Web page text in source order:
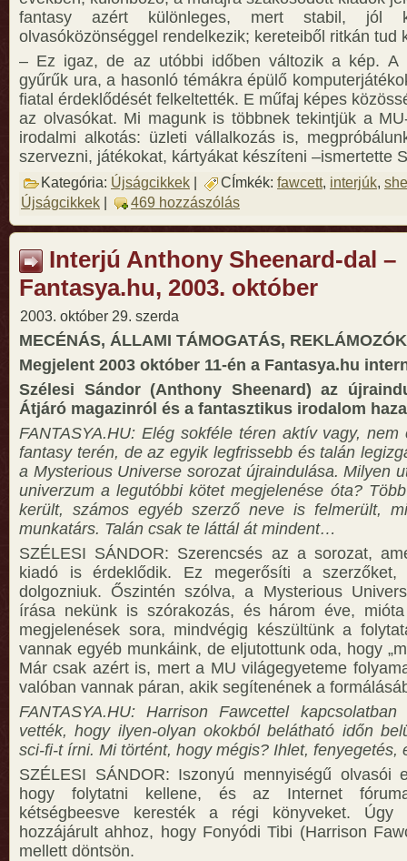
fantasy azért különleges, mert stabil, jól
olvasóközönséggel rendelkezik; kereteiből ritkán tud
– Ez igaz, de az utóbbi időben változik a kép. A
gyűrűk ura, a hasonló témákra épülő
fiatal érdeklődését felkeltették. E műfaj képes
az olvasókat. Mi magunk is többnek tekintjük a
irodalmi alkotás: üzleti vállalkozás is,
szervezni, játékokat, kártyákat készíteni –ismertette
Kategória: Újságcikkek | CÍmkék: fawcett, interjúk,
Újságcikkek | 469 hozzászólás
Interjú Anthony Sheenard-dal –
Fantasya.hu, 2003. október
2003. október 29. szerda
MECÉNÁS, ÁLLAMI TÁMOGATÁS,
Megjelent 2003 október 11-én a Fantasya.hu
Szélesi Sándor (Anthony Sheenard) az
Átjáró magazinról és a fantasztikus irodalom
FANTASYA.HU: Elég sokféle téren aktív vagy, nem
fantasy terén, de az egyik legfrissebb és talán
a Mysterious Universe sorozat újraindulása. Milyen
univerzum a legutóbbi kötet megjelenése óta?
került, számos egyéb szerző neve is felmerült,
munkatárs. Talán csak te láttál át mindent…
SZÉLESI SÁNDOR: Szerencsés az a sorozat,
kiadó is érdeklődik. Ez megerősíti a szerzőket,
dolgozniuk. Őszintén szólva, a Mysterious
írása nekünk is szórakozás, és három éve,
megjelenések sora, mindvégig készültünk a
vannak egyéb munkáink, de eljutottunk oda, hogy
Már csak azért is, mert a MU világegyeteme
valóban vannak páran, akik segítenének a
FANTASYA.HU: Harrison Fawcettel
vették, hogy ilyen-olyan okokból belátható időn
sci-fi-t írni. Mi történt, hogy mégis? Ihlet,
SZÉLESI SÁNDOR: Iszonyú mennyiségű olvasói
hogy folytatni kellene, és az Internet
kétségbeesve keresték a régi könyveket.
hozzájárult ahhoz, hogy Fonyódi Tibi (Harrison
mellett döntsön.